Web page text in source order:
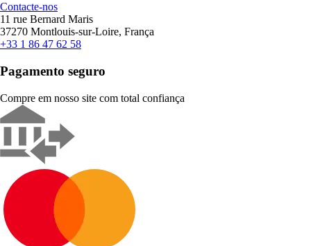
Contacte-nos
11 rue Bernard Maris
37270 Montlouis-sur-Loire, França
+33 1 86 47 62 58
Pagamento seguro
Compre em nosso site com total confiança